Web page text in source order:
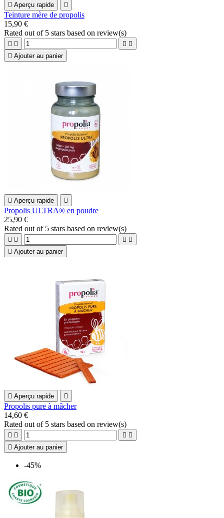
 Aperçu rapide 
Teinture mère de propolis
15,90 €
Rated out of 5 stars based on review(s)
   
 Ajouter au panier
 Aperçu rapide 
Propolis ULTRA® en poudre
25,90 €
Rated out of 5 stars based on review(s)
   
 Ajouter au panier
 Aperçu rapide 
Propolis pure à mâcher
14,60 €
Rated out of 5 stars based on review(s)
   
 Ajouter au panier
-45%